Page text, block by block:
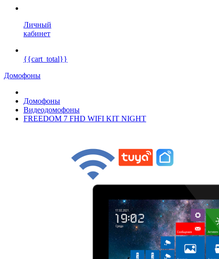
Личный
кабинет
{{cart_total}}
Домофоны
Домофоны
Видеодомофоны
FREEDOM 7 FHD WIFI KIT NIGHT